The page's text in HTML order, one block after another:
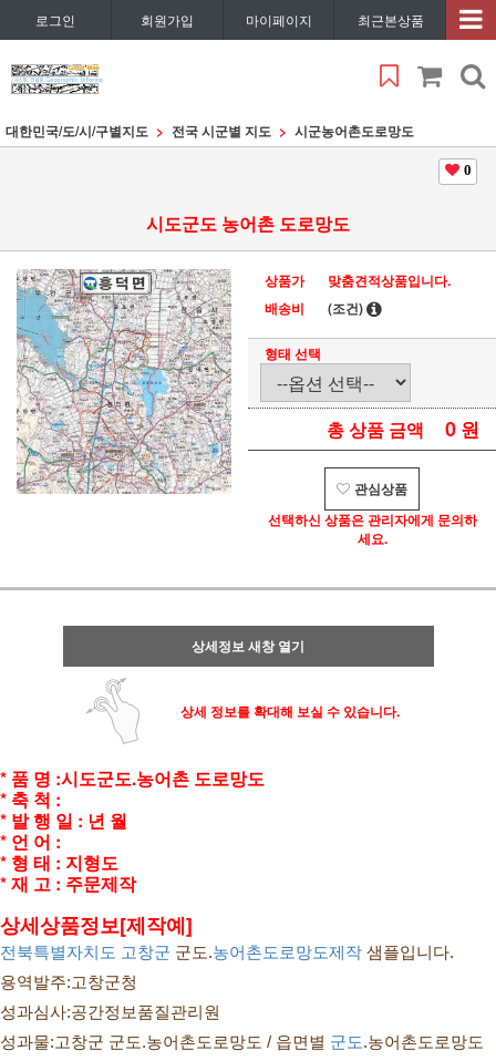
로그인 회원가입 마이페이지 최근본상품
대한민국/도/시/구별지도 전국 시군별 지도 시군농어촌도로망도
0
시도군도 농어촌 도로망도
상품가
맞춤견적상품입니다.
배송비
(조건)
형태 선택
총 상품 금액 0 원
관심상품
선택하신 상품은 관리자에게 문의하
세요.
상세정보 새창 열기
상세 정보를 확대해 보실 수 있습니다.
* 품 명 :시도군도.농어촌 도로망도
* 축 척 :
* 발 행 일 : 년 월
* 언 어 :
* 형 태 : 지형도
* 재 고 : 주문제작
상세상품정보[제작예]
전북특별자치도 고창군 군도.농어촌도로망도제작 샘플입니다.
용역발주:고창군청
성과심사:공간정보품질관리원
성과물:고창군 군도.농어촌도로망도 / 읍면별 군도.농어촌도로망도